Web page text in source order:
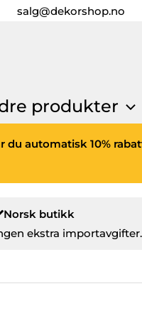
salg@dekorshop.no
produkter
du automatisk 10%
Norsk butikk
ekstra importavgifter.